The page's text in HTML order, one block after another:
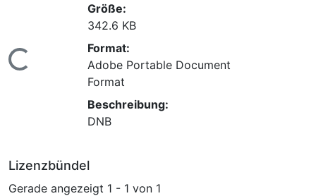
Lade...
Größe:
342.6 KB
Format:
Adobe Portable Document
Format
Beschreibung:
DNB
Lizenzbündel
Gerade angezeigt 1 - 1 von 1